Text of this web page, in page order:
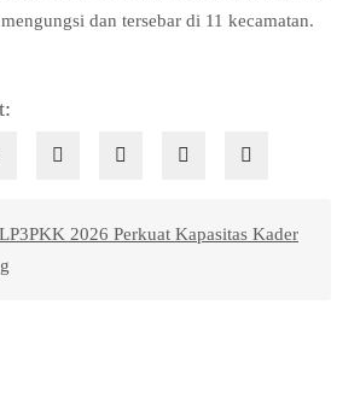
dan tersebar di 11 kecamatan.
LP3PKK 2026 Perkuat Kapasitas Kader